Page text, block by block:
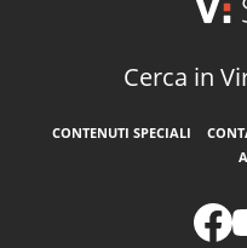
Cerca in
CONTENUTI SPECIALI